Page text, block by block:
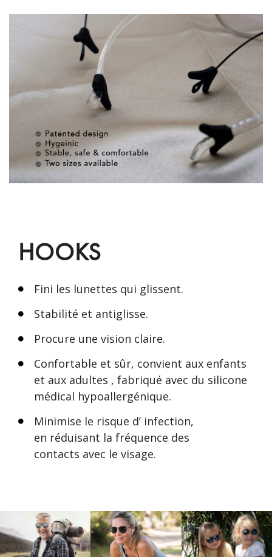
HOOKS
Fini les lunettes qui glissent.
Stabilité et antiglisse.
Procure une vision claire.
Confortable et sûr, convient aux enfants
et aux adultes , fabriqué avec du silicone
médical hypoallergénique.
Minimise le risque d’ infection,
en réduisant la fréquence des
contacts avec le visage.